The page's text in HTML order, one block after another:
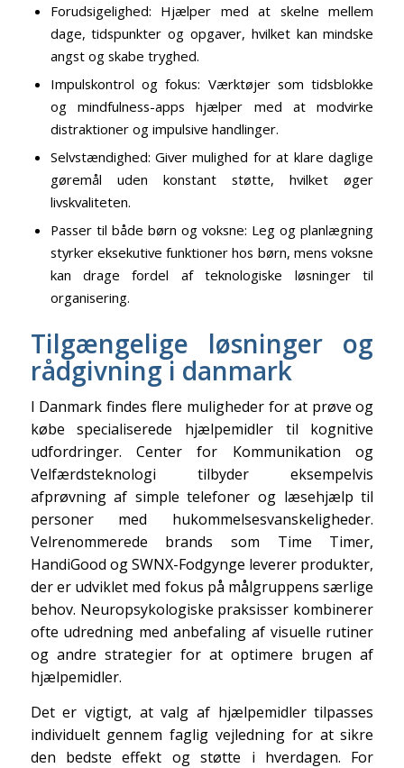
Forudsigelighed: Hjælper med at skelne mellem
dage, tidspunkter og opgaver, hvilket kan mindske
angst og skabe tryghed.
Impulskontrol og fokus: Værktøjer som tidsblokke
og mindfulness-apps hjælper med at modvirke
distraktioner og impulsive handlinger.
Selvstændighed: Giver mulighed for at klare daglige
gøremål uden konstant støtte, hvilket øger
livskvaliteten.
Passer til både børn og voksne: Leg og planlægning
styrker eksekutive funktioner hos børn, mens voksne
kan drage fordel af teknologiske løsninger til
organisering.
Tilgængelige løsninger og
rådgivning i danmark
I Danmark findes flere muligheder for at prøve og
købe specialiserede hjælpemidler til kognitive
udfordringer. Center for Kommunikation og
Velfærdsteknologi tilbyder eksempelvis
afprøvning af simple telefoner og læsehjælp til
personer med hukommelsesvanskeligheder.
Velrenommerede brands som Time Timer,
HandiGood og SWNX-Fodgynge leverer produkter,
der er udviklet med fokus på målgruppens særlige
behov. Neuropsykologiske praksisser kombinerer
ofte udredning med anbefaling af visuelle rutiner
og andre strategier for at optimere brugen af
hjælpemidler.
Det er vigtigt, at valg af hjælpemidler tilpasses
individuelt gennem faglig vejledning for at sikre
den bedste effekt og støtte i hverdagen. For